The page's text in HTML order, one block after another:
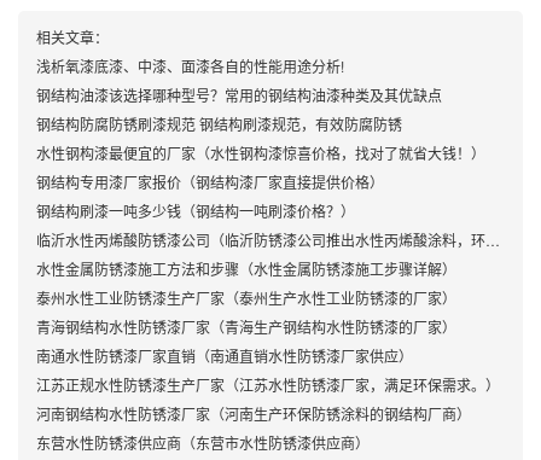
相关文章：
浅析氧漆底漆、中漆、面漆各自的性能用途分析!
钢结构油漆该选择哪种型号？常用的钢结构油漆种类及其优缺点
钢结构防腐防锈刷漆规范 钢结构刷漆规范，有效防腐防锈
水性钢构漆最便宜的厂家（水性钢构漆惊喜价格，找对了就省大钱！）
钢结构专用漆厂家报价（钢结构漆厂家直接提供价格）
钢结构刷漆一吨多少钱（钢结构一吨刷漆价格？）
临沂水性丙烯酸防锈漆公司（临沂防锈漆公司推出水性丙烯酸涂料，环保又防腐。）
水性金属防锈漆施工方法和步骤（水性金属防锈漆施工步骤详解）
泰州水性工业防锈漆生产厂家（泰州生产水性工业防锈漆的厂家）
青海钢结构水性防锈漆厂家（青海生产钢结构水性防锈漆的厂家）
南通水性防锈漆厂家直销（南通直销水性防锈漆厂家供应）
江苏正规水性防锈漆生产厂家（江苏水性防锈漆厂家，满足环保需求。）
河南钢结构水性防锈漆厂家（河南生产环保防锈涂料的钢结构厂商）
东营水性防锈漆供应商（东营市水性防锈漆供应商）